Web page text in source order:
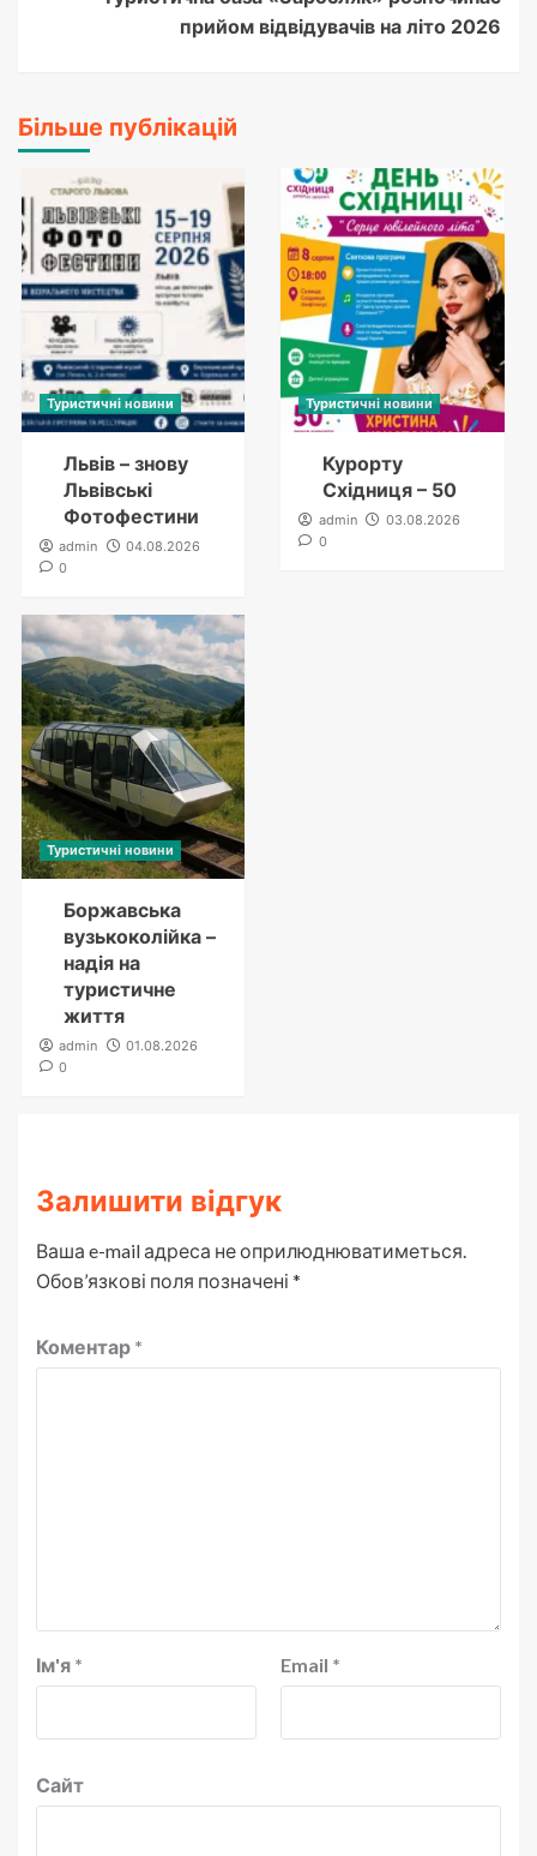
прийом відвідувачів на літо 2026
Більше публікацій
Туристичні новини
Львів – знову
Львівські
Фотофестини
admin
04.08.2026
0
Туристичні новини
Курорту
Східниця – 50
admin
03.08.2026
0
Туристичні новини
Боржавська
вузькоколійка –
надія на
туристичне
життя
admin
01.08.2026
0
Залишити відгук
Ваша e-mail адреса не оприлюднюватиметься.
Обов’язкові поля позначені *
Коментар *
Ім'я * Email *
Сайт